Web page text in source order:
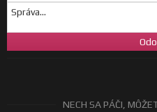
NECH SA PÁČI,